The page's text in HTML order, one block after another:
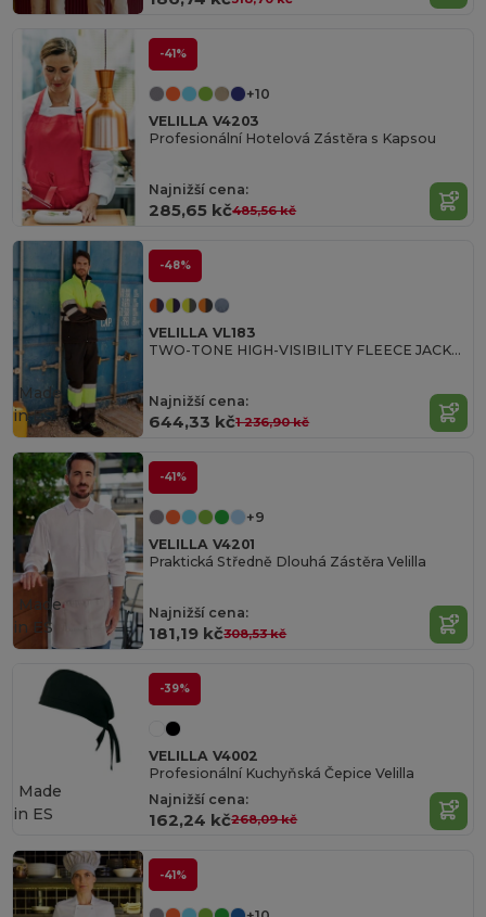
-41%
+10
VELILLA V4203
Profesionální Hotelová Zástěra s Kapsou
Najnižší cena:
285,65 kč485,56 kč
-48%
VELILLA VL183
TWO-TONE HIGH-VISIBILITY FLEECE JACKET
Najnižší cena:
644,33 kč1 236,90 kč
Made
in ES
-41%
+9
VELILLA V4201
Praktická Středně Dlouhá Zástěra Velilla
Najnižší cena:
181,19 kč308,53 kč
Made
in ES
-39%
VELILLA V4002
Profesionální Kuchyňská Čepice Velilla
Najnižší cena:
162,24 kč268,09 kč
Made
in ES
-41%